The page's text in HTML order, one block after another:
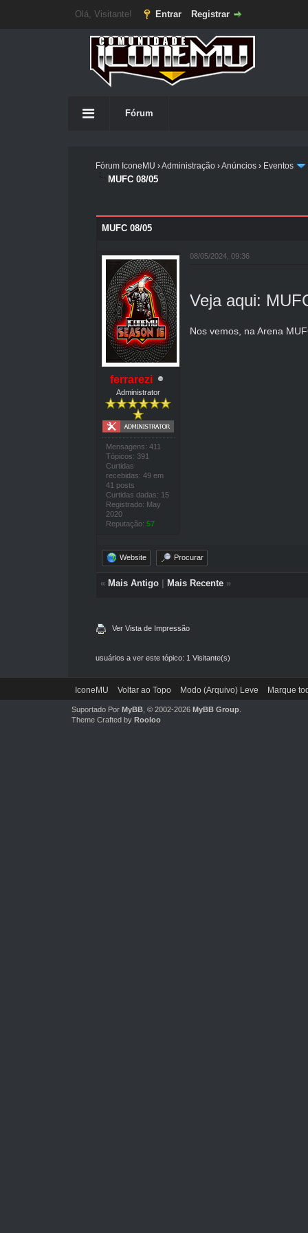
Olá, Visitante! Entrar Registrar
Fórum
Fórum IconeMU ›Administração›Anúncios› Eventos
MUFC 08/05
MUFC 08/05
ferrarezi
Administrator
Mensagens: 411
Tópicos: 391
Curtidas
recebidas: 49 em
41 posts
Curtidas dadas: 15
Registrado: May
2020
Reputação:57
08/05/2024, 09:36
Veja aqui:
Nos vemos, na Arena
Website Procurar
« Mais Antigo| Mais Recente»
Ver Vista de Impressão
usuários a ver este tópico: 1 Visitante(s)
IconeMU Voltar ao Topo Modo (Arquivo) Leve Marque
Suportado Por MyBB, © 2002-2026 MyBB Group.
Theme Crafted by Rooloo